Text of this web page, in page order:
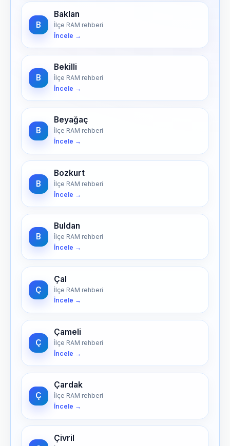
B
Baklan
İlçe RAM rehberi
İncele →
B
Bekilli
İlçe RAM rehberi
İncele →
B
Beyağaç
İlçe RAM rehberi
İncele →
B
Bozkurt
İlçe RAM rehberi
İncele →
B
Buldan
İlçe RAM rehberi
İncele →
Ç
Çal
İlçe RAM rehberi
İncele →
Ç
Çameli
İlçe RAM rehberi
İncele →
Ç
Çardak
İlçe RAM rehberi
İncele →
Çivril